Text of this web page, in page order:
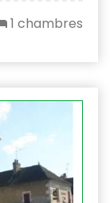
1 chambres